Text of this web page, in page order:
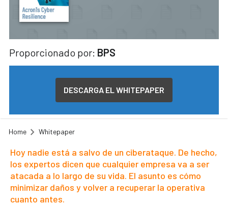
Proporcionado por: BPS
DESCARGA EL WHITEPAPER
Home Whitepaper
Hoy nadie está a salvo de un ciberataque. De hecho,
los expertos dicen que cualquier empresa va a ser
atacada a lo largo de su vida. El asunto es cómo
minimizar daños y volver a recuperar la operativa
cuanto antes.